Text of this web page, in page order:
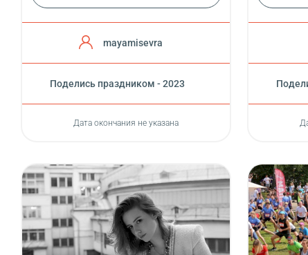
mayamisevra
Поделись праздником - 2023
Дата окончания не указана